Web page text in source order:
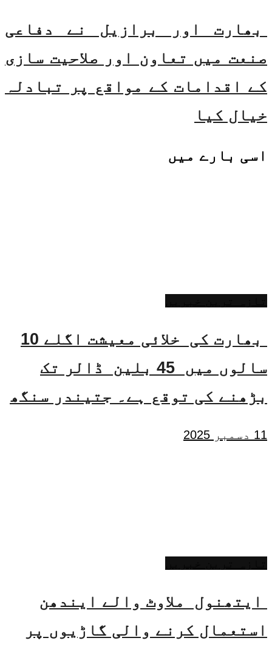
بھارت اور برازیل نے دفاعی
صنعت میں تعاون اور صلاحیت سازی
کے اقدامات کے مواقع پر تبادلہ
خیال کیا
اسی بارے میں
بھارت کی خلائی معیشت اگلے 10
سالوں میں 45 بلین ڈالر تک
بڑھنے کی توقع ہے۔ جتیندر سنگھ
11 دسمبر 2025
ایتھنول ملاوٹ والے ایندھن
استعمال کرنے والی گاڑیوں پر